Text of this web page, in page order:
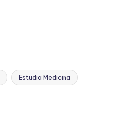
Estudia Medicina